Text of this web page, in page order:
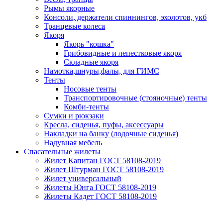
Рымы якорные
Консоли, держатели спиннингов, эхолотов, укб
Транцевые колеса
Якоря
Якорь "кошка"
Грибовидные и лепестковые якоря
Складные якоря
Намотка,шнуры,фалы, для ГИМС
Тенты
Носовые тенты
Транспортировочные (стояночные) тенты
Комби-тенты
Сумки и рюкзаки
Кресла, сиденья, пуфы, аксессуары
Накладки на банку (лодочные сиденья)
Надувная мебель
Спасательные жилеты
Жилет Капитан ГОСТ 58108-2019
Жилет Штурман ГОСТ 58108-2019
Жилет универсальный
Жилеты Юнга ГОСТ 58108-2019
Жилеты Кадет ГОСТ 58108-2019